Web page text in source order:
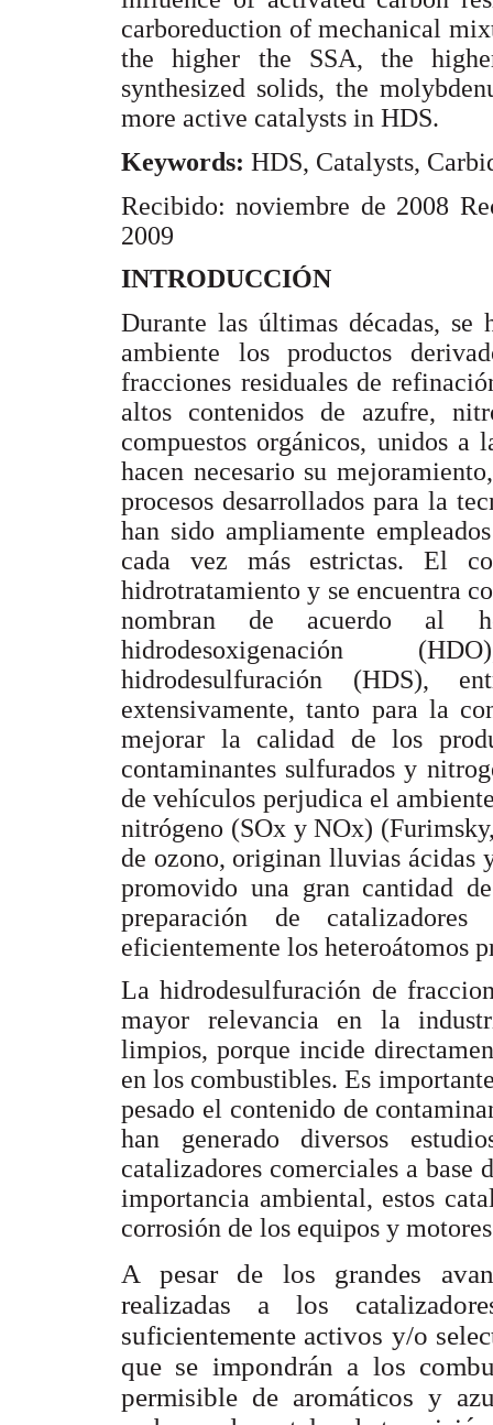
carboreduction of mechanical
the higher the SSA, the
synthesized solids, the
more active catalysts in HDS.
Keywords: HDS, Catalysts,
Recibido: noviembre de 2008
2009
INTRODUCCIÓN
Durante las últimas décadas,
ambiente los productos
fracciones residuales de
altos contenidos de azufre,
compuestos orgánicos, unidos a
hacen necesario su
procesos desarrollados para la
han sido ampliamente
cada vez más estrictas. El
hidrotratamiento y se encuentra
nombran de acuerdo al
hidrodesoxigenación
hidrodesulfuración (HDS),
extensivamente, tanto para la
mejorar la calidad de los
contaminantes sulfurados y
de vehículos perjudica el
nitrógeno (SOx y NOx)
de ozono, originan lluvias ácidas
promovido una gran cantidad
preparación de
eficientemente los heteroátomos
La hidrodesulfuración de
mayor relevancia en la
limpios, porque incide
en los combustibles. Es
pesado el contenido de
han generado diversos
catalizadores comerciales a base
importancia ambiental, estos
corrosión de los equipos y
A pesar de los grandes
realizadas a los
suficientemente activos y/o
que se impondrán a los
permisible de aromáticos y